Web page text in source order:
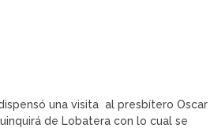
una visita al presbítero Oscar
de Lobatera con lo cual se